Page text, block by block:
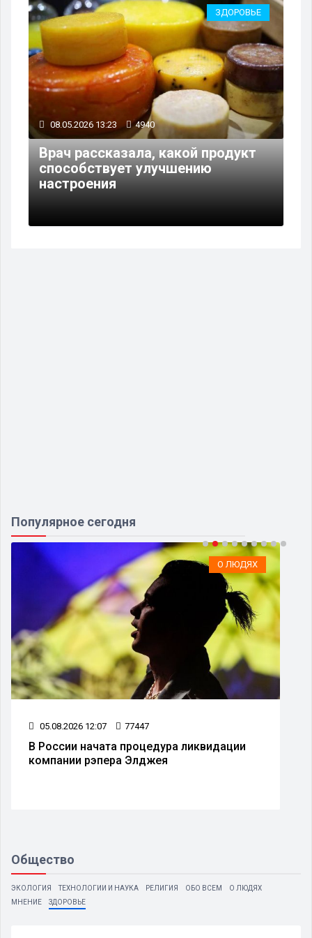
ЗДОРОВЬЕ
08.05.2026 13:23 4940
Врач рассказала, какой продукт
способствует улучшению
настроения
Популярное сегодня
О ЛЮДЯХ
05.08.2026 12:07 77447
В России начата процедура ликвидации
компании рэпера Элджея
Общество
ЭКОЛОГИЯ ТЕХНОЛОГИИ И НАУКА РЕЛИГИЯ ОБО ВСЕМ
О ЛЮДЯХ
МНЕНИЕ
ЗДОРОВЬЕ